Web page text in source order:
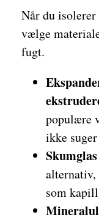
Når du
vælge
fugt.
populære
ikke
Skumglas
alternativ,
som